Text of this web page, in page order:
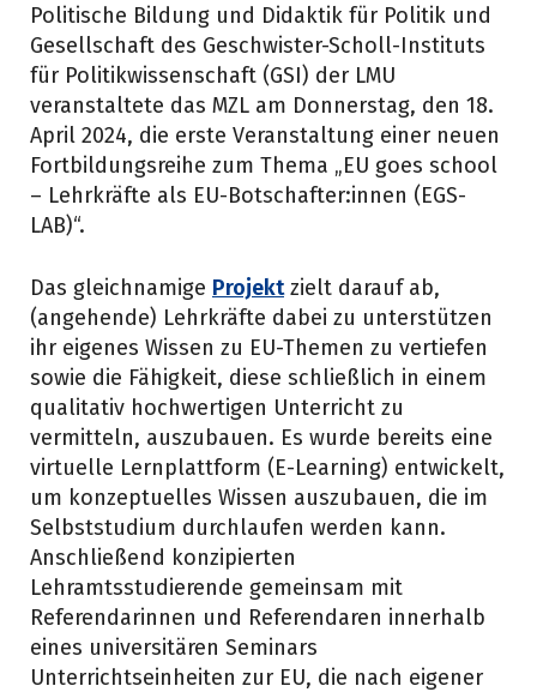
Politische Bildung und Didaktik für Politik und
Gesellschaft des Geschwister-Scholl-Instituts
für Politikwissenschaft (GSI) der LMU
veranstaltete das MZL am Donnerstag, den 18.
April 2024, die erste Veranstaltung einer neuen
Fortbildungsreihe zum Thema „EU goes school
– Lehrkräfte als EU-Botschafter:innen (EGS-
LAB)“.
Das gleichnamige Projektzielt darauf ab,
(angehende) Lehrkräfte dabei zu unterstützen
ihr eigenes Wissen zu EU-Themen zu vertiefen
sowie die Fähigkeit, diese schließlich in einem
qualitativ hochwertigen Unterricht zu
vermitteln, auszubauen. Es wurde bereits eine
virtuelle Lernplattform (E-Learning) entwickelt,
um konzeptuelles Wissen auszubauen, die im
Selbststudium durchlaufen werden kann.
Anschließend konzipierten
Lehramtsstudierende gemeinsam mit
Referendarinnen und Referendaren innerhalb
eines universitären Seminars
Unterrichtseinheiten zur EU, die nach eigener